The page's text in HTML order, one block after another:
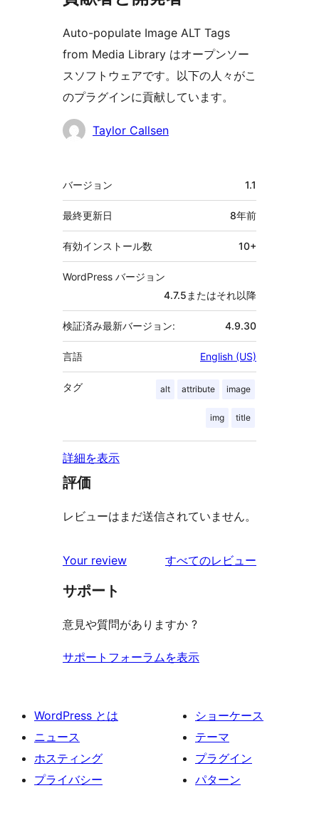
Auto-populate Image ALT Tags
from Media Library はオープンソー
スソフトウェアです。以下の人々がこ
のプラグインに貢献しています。
貢
Taylor Callsen
メ
タ
バージョン 1.1
最終更新日 8年前
有効インストール数 10+
WordPress バージョン
4.7.5またはそれ以降
検証済み最新バージョン: 4.9.30
言語 English (US)
タグ alt attribute image
img title
詳細を表示
評価
レビューはまだ送信されていません。
Your review すべてのレビュー
サポート
意見や質問がありますか ?
サポートフォーラムを表示
WordPress とは
ニュース
ホスティング
プライバシー
ショーケース
テーマ
プラグイン
パターン